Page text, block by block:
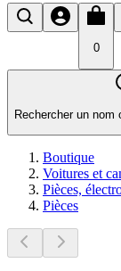
0
Rechercher un nom
Boutique
Voitures et
Pièces,
Pièces